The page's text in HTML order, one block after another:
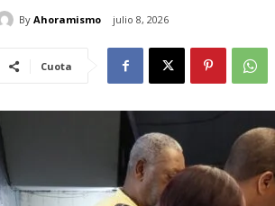
By Ahoramismo julio 8, 2026
Cuota